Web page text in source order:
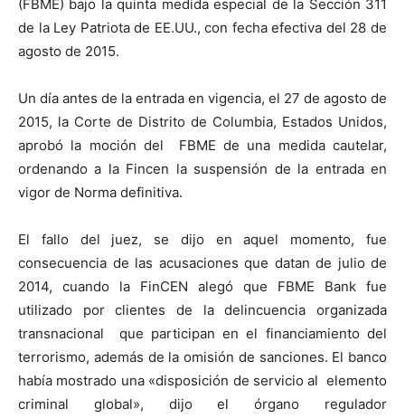
(FBME) bajo la quinta medida especial de la Sección 311
de la Ley Patriota de EE.UU., con fecha efectiva del 28 de
agosto de 2015.
Un día antes de la entrada en vigencia, el 27 de agosto de
2015, la Corte de Distrito de Columbia, Estados Unidos,
aprobó la moción del FBME de una medida cautelar,
ordenando a la Fincen la suspensión de la entrada en
vigor de Norma definitiva.
El fallo del juez, se dijo en aquel momento, fue
consecuencia de las acusaciones que datan de julio de
2014, cuando la FinCEN alegó que FBME Bank fue
utilizado por clientes de la delincuencia organizada
transnacional que participan en el financiamiento del
terrorismo, además de la omisión de sanciones. El banco
había mostrado una «disposición de servicio al elemento
criminal global», dijo el órgano regulador